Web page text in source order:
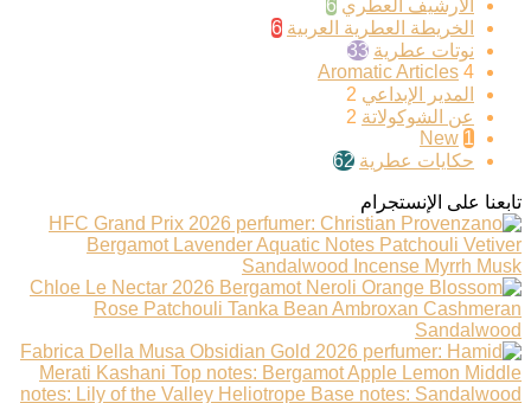
الأرشيف العطري 6
الخريطة العطرية العربية 6
نوتات عطرية 33
Aromatic Articles 4
المدير الإبداعي 2
عن الشوكولاتة 2
New 1
حكايات عطرية 62
تابعنا على الإنستجرام